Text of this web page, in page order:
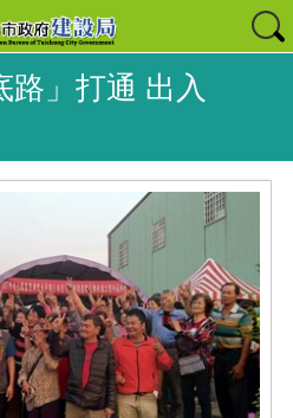
路」打通 出入